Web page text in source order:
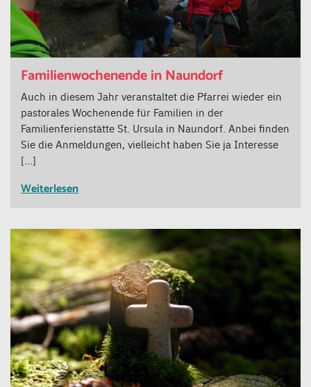
Familienwochenende in Naundorf
Auch in diesem Jahr veranstaltet die Pfarrei wieder ein
pastorales Wochenende für Familien in der
Familienferienstätte St. Ursula in Naundorf. Anbei finden
Sie die Anmeldungen, vielleicht haben Sie ja Interesse
[…]
Weiterlesen